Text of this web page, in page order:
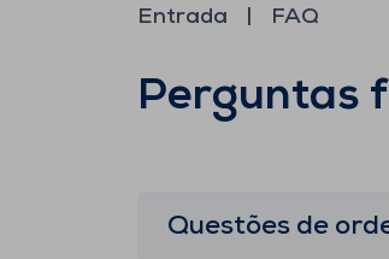
Entrada FAQ
Perguntas
Questões de